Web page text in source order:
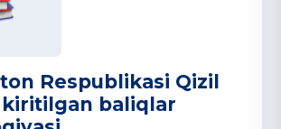
Respublikasi Qizil
baliqlar